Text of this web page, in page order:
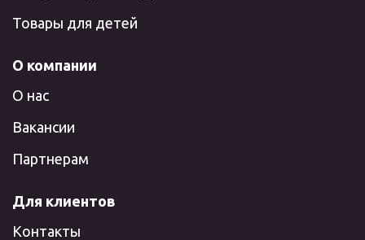
Товары для детей
О компании
О нас
Вакансии
Партнерам
Для клиентов
Контакты